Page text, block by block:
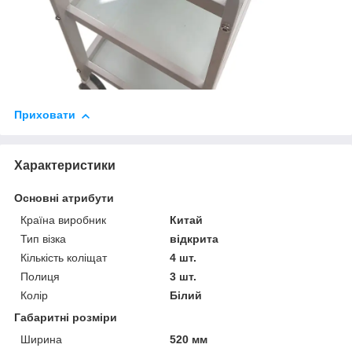
Приховати
Характеристики
Основні атрибути
Країна виробник
Китай
Тип візка
відкрита
Кількість коліщат
4 шт.
Полиця
3 шт.
Колір
Білий
Габаритні розміри
Ширина
520 мм